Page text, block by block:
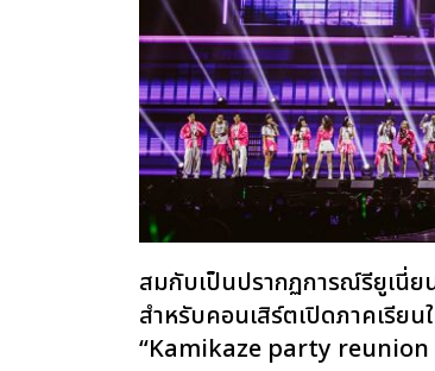
สมกับเป็นปรากฏการณ์รียูเนี่
สำหรับคอนเสิร์ตเปิดภาคเรีย
“Kamikaze party reunion